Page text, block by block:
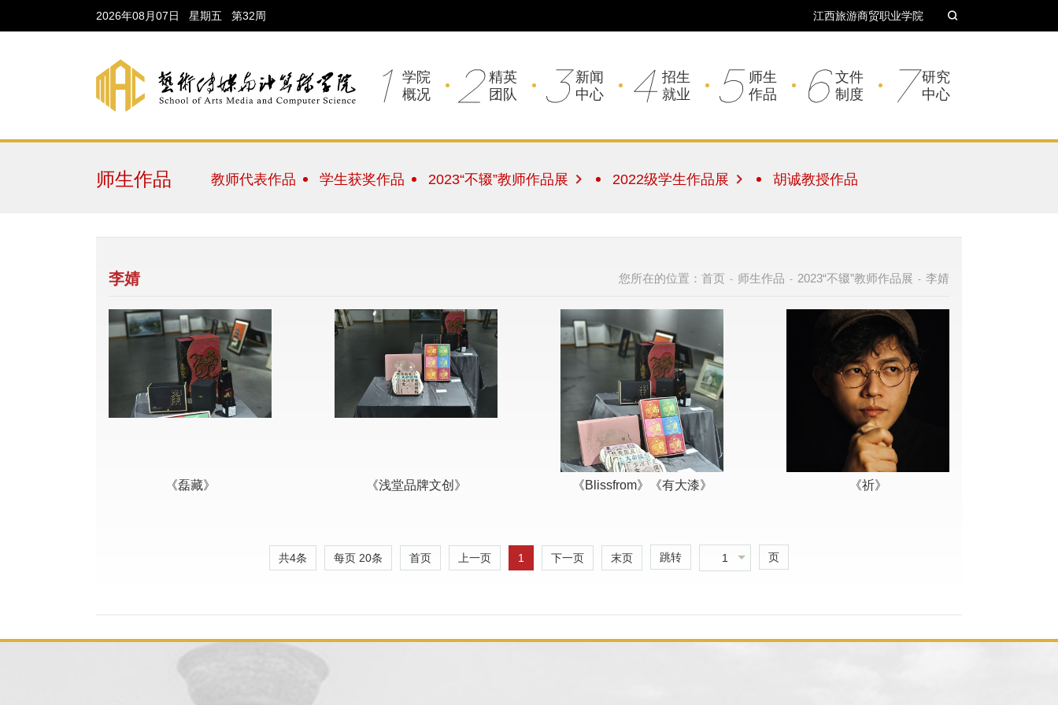
2026年08月07日 星期五 第32周 江西旅游商贸职业学院
1 学院
概况
2 精英
团队
3 新闻
中心
4 招生
就业
5 师生
作品
6 文件
制度
7 研究
中心
师生作品 教师代表作品 学生获奖作品 2023“不辍”教师作品展 2022级学生作品展 胡诚教授作品
您所在的位置： 首页 - 师生作品 - 2023“不辍”教师作品展 - 李婧
李婧
《磊藏》 《浅堂品牌文创》 《Blissfrom》《有大漆》 《祈》
共4条 每页 20条 首页 上一页 1 下一页 末页 跳转 1 页